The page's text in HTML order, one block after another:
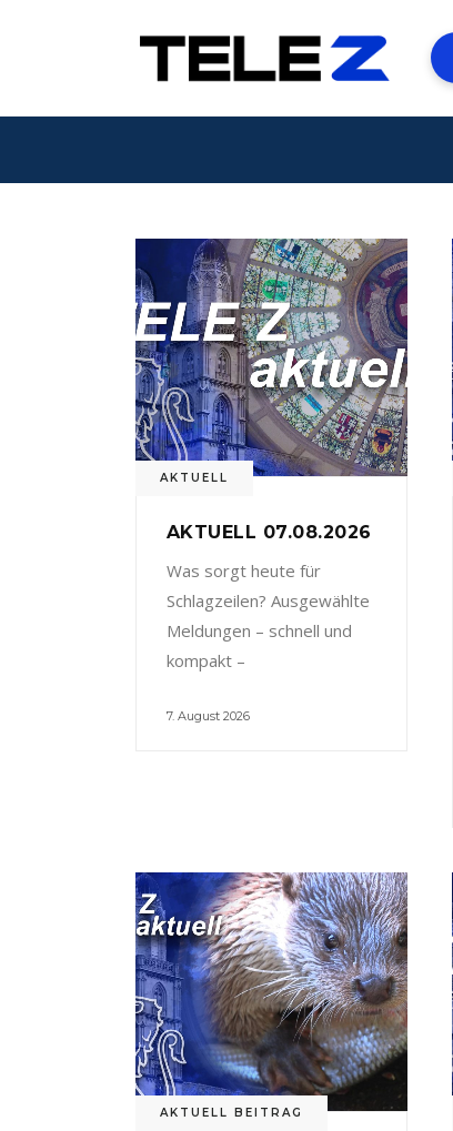
AKTUELL
AKTUELL 07.08.2026
Was sorgt heute für
Schlagzeilen? Ausgewählte
Meldungen – schnell und
kompakt –
7. August 2026
AKTUELL BEITRAG